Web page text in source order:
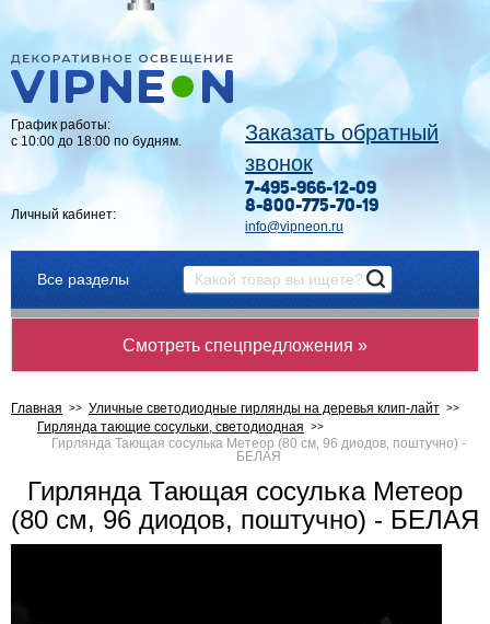
График работы:
с 10:00 до 18:00 по будням.
Личный кабинет:
Заказать обратный
звонок
7-495-966-12-09
8-800-775-70-19
info@vipneon.ru
Все разделы
Смотреть спецпредложения »
Главная
Уличные светодиодные гирлянды на деревья клип-лайт
Гирлянда тающие сосульки, светодиодная
Гирлянда Тающая сосулька Метеор (80 см, 96 диодов, поштучно) -
БЕЛАЯ
Гирлянда Тающая сосулька Метеор
(80 см, 96 диодов, поштучно) - БЕЛАЯ